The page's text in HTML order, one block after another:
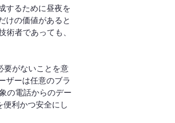
するために昼夜を
けの価値があると
者であっても、
要がないことを意
ザーは任意のブラ
の電話からのデー
利かつ安全にし